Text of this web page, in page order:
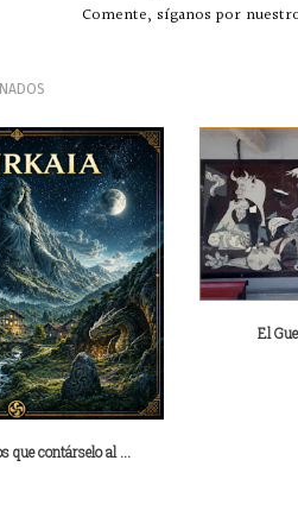
Comente, síganos por
que contárselo al ...
El